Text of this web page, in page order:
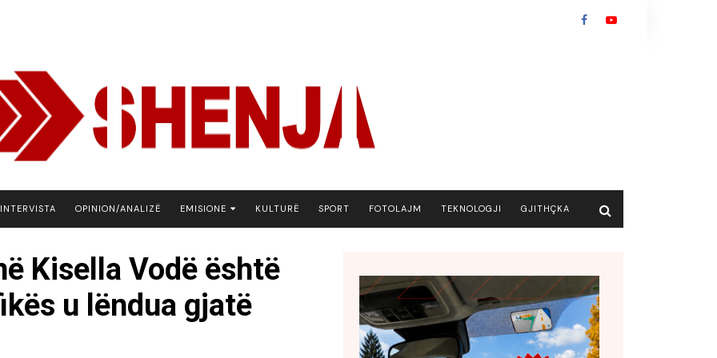
INTERVISTA OPINION/ANALIZË EMISIONE
BOTA NE FOKUS
EKONOMIKS
EMISION DEBATIV
KULTURË SPORT FOTOLAJM TEKNOLOGJI GJITHÇKA
Kisella Vodë është
u lëndua gjatë